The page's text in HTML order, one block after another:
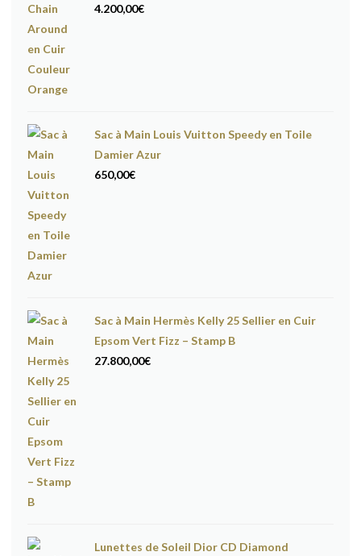
4.200,00€
Sac à Main Louis Vuitton Speedy en Toile
Damier Azur
650,00€
Sac à Main Hermès Kelly 25 Sellier en Cuir
Epsom Vert Fizz – Stamp B
27.800,00€
Lunettes de Soleil Dior CD Diamond